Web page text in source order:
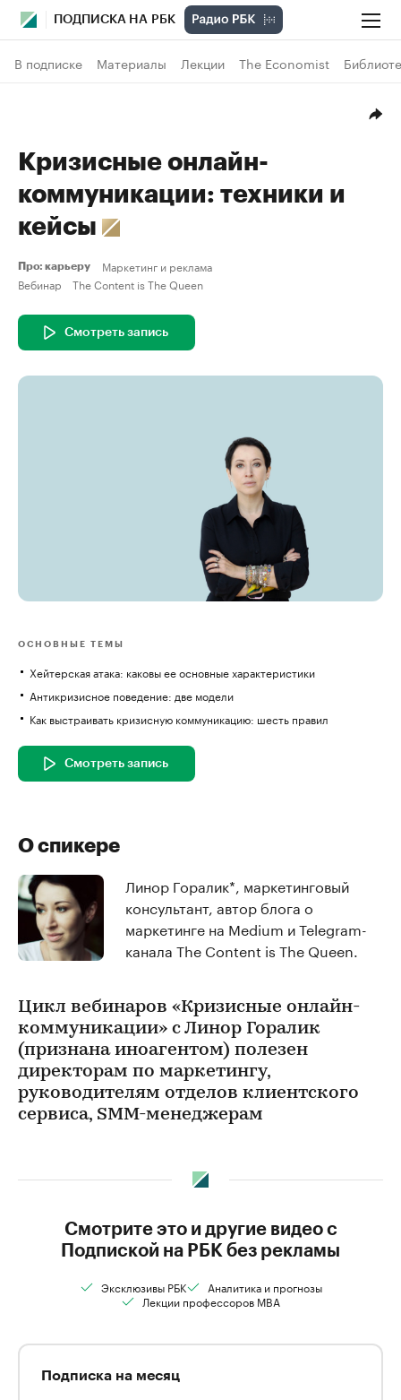
ПОДПИСКА НА РБК
В подписке Материалы Лекции The Economist
Кризисные онлайн-
коммуникации: техники и
кейсы
Про: карьеру
Маркетинг и реклама
Вебинар
The Content is The Queen
Смотреть запись
ОСНОВНЫЕ ТЕМЫ
Хейтерская атака: каковы ее основные характеристики
Антикризисное поведение: две модели
Как выстраивать кризисную коммуникацию: шесть правил
Смотреть запись
О спикере
Линор Горалик*, маркетинговый
консультант, автор блога о
маркетинге на Medium и Telegram-
канала The Content is The Queen.
Цикл вебинаров «Кризисные онлайн-
коммуникации» с Линор Горалик
(признана иноагентом) полезен
директорам по маркетингу,
руководителям отделов клиентского
сервиса, SMM-менеджерам
Смотрите это и другие видео с
Подпиской на РБК без рекламы
Эксклюзивы РБК
Аналитика и прогнозы
Лекции профессоров MBA
Подписка на месяц